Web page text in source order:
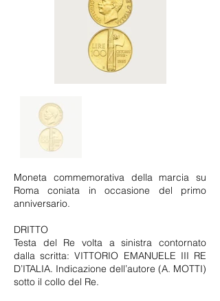
Moneta commemorativa della marcia su
Roma coniata in occasione del primo
anniversario.
DRITTO
Testa del Re volta a sinistra contornato
dalla scritta: VITTORIO EMANUELE III RE
D’ITALIA. Indicazione dell’autore (A. MOTTI)
sotto il collo del Re.